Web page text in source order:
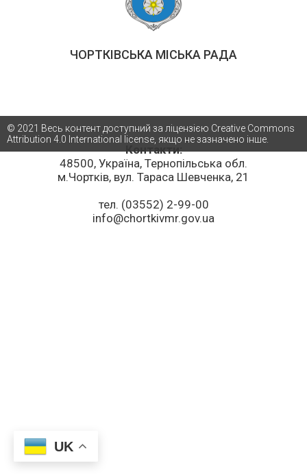
ЧОРТКІВСЬКА МІСЬКА РАДА
Контакти:
48500, Україна, Тернопільська обл.
м.Чортків, вул. Тараса Шевченка, 21
тел. (03552) 2-99-00
info@chortkivmr.gov.ua
© 2021 Весь контент доступний за ліцензією Creative Commons
Attribution 4.0 International license, якщо не зазначено інше.
UK